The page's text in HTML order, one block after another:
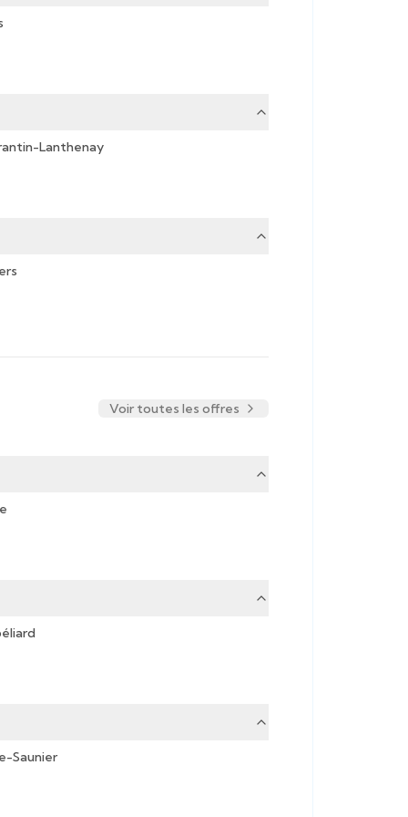
Lanthenay
Voir toutes les offres
Saunier